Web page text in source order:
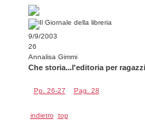
9/9/2003
26
Annalisa Gimmi
Che storia...l'editoria per
Pp. 26-27 Pag. 28
indietro top